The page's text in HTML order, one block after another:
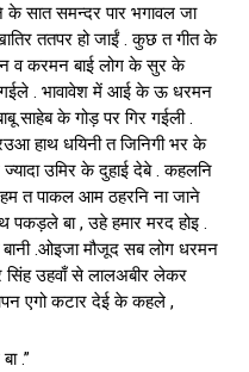
सात समन्दर पार भगावल जा
ततपर हो जाईं . कुछ त गीत के
व करमन बाई लोग के सुर के
गईले . भावावेश में आई के ऊ धरमन
साहेब के गोड़ पर गिर गईली .
हाथ धयिनी त जिनिगी भर के
उमिर के दुहाई देबे . कहलनि
त पाकल आम ठहरनि ना जाने
पकड़ले बा , उहे हमार मरद होइ .
.ओइजा मौजूद सब लोग धरमन
उहवाँ से लालअबीर लेकर
एगो कटार देई के कहले ,
.”